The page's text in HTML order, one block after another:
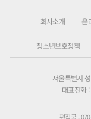
회사소개 윤
청소년보호정책
서울특별시
대표전화
편집국 :